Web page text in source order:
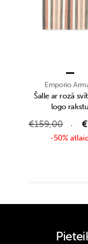
Emporio
Šalle ar rozā
logo rakstu
€159,00 €
-50%